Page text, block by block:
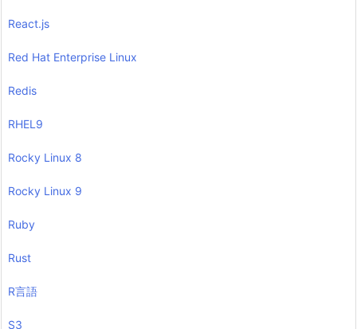
React.js
Red Hat Enterprise Linux
Redis
RHEL9
Rocky Linux 8
Rocky Linux 9
Ruby
Rust
R言語
S3